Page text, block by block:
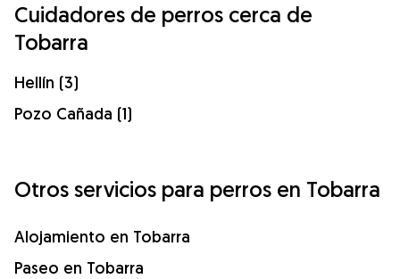
Cuidadores de perros cerca de
Tobarra
Hellín (3)
Pozo Cañada (1)
Otros servicios para perros en Tobarra
Alojamiento en Tobarra
Paseo en Tobarra